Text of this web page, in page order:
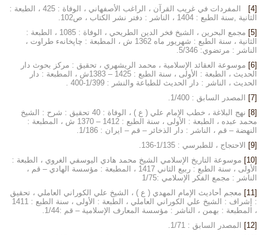
[4]
المفردات في غريب القرآن ، الراغب الأصفهاني ، الوفاة : 425 ، الطبعة :
الثانية ,سنة الطبع : 1404 ، الناشر : دفتر نشر الكتاب ، ص102.
[5]
مجمع البحرين ، الشيخ فخر الدين الطريحي ، الوفاة : 1085 ، الطبعة :
الثانية ، سنة الطبع : شهريور ماه 1362 ش ، المطبعة : چاپخانهء طراوت ،
الناشر : مرتضوي: 5/346.
[6]
موسوعة العقائد الإسلامية ، محمد الريشهري ، تحقيق : مركز بحوث دار
الحديث ، الطبعة : الأولى ، سنة الطبع : 1425 – 1383ش ، المطبعة : دار
الحديث ، الناشر : دار الحديث للطباعة والنشر : 1/399-400 .
[7]
المصدر السابق : 1/400.
[8]
نهج البلاغة ، خطب الإمام علي ( ع ) ، الوفاة : 40 تحقيق : شرح : الشيخ
محمد عبده ، الطبعة : الأولى ، سنة الطبع : 1412 – 1370 ش ، المطبعة :
النهضة – قم ، الناشر : دار الذخائر – قم – ايران : 1/186.
[9]
الاحتجاج ، للطبرسي : 1/135-136.
[10]
موسوعة التاريخ الإسلامي الشيخ محمد هادي اليوسفي الغروي ، الطبعة :
الأولى ، سنة الطبع : ربيع الثاني 1417 ، المطبعة : مؤسسة الهادي – قم ،
الناشر : مجمع الفكر الإسلامي :1/75
[11]
معجم أحاديث الإمام المهدي ( ع ) ، الشيخ علي الكوراني العاملي ، تحقيق
: إشراف : الشيخ علي الكوراني العاملي ، الطبعة : الأولى ، سنة الطبع : 1411
، المطبعة : بهمن ، الناشر : مؤسسة المعارف الإسلامية – قم :1/44.
[12]
المصدر السابق : 1/71.